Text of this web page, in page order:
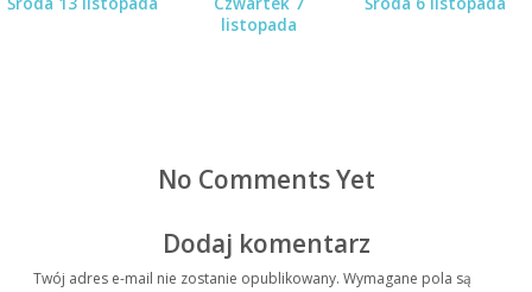
listopada
No Comments Yet
Dodaj komentarz
Twój adres e-mail nie zostanie opublikowany. Wymagane pola są